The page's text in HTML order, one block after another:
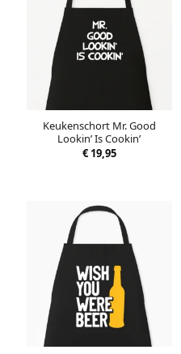
Keukenschort Mr. Good
Lookin’ Is Cookin’
€19,95